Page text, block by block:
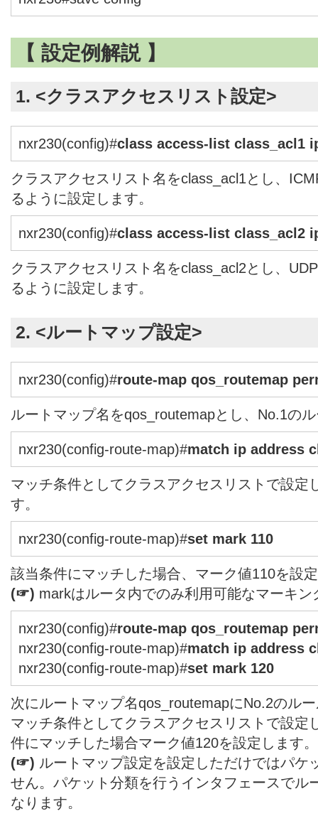
【 設定例解説 】
1. <クラスアクセスリスト設定>
nxr230(config)#class access-list class_acl1
クラスアクセスリスト名をclass_acl1とし、
るように設定します。
nxr230(config)#class access-list class_acl2
クラスアクセスリスト名をclass_acl2とし、
るように設定します。
2. <ルートマップ設定>
nxr230(config)#route-map qos_routemap
ルートマップ名をqos_routemapとし、No.1の
nxr230(config-route-map)#match ip address
マッチ条件としてクラスアクセスリストで設定
す。
nxr230(config-route-map)#set mark 110
該当条件にマッチした場合、マーク値110を設
(☞) markはルータ内でのみ利用可能なマーキン
nxr230(config)#route-map qos_routemap
nxr230(config-route-map)#match ip address
nxr230(config-route-map)#set mark 120
次にルートマップ名qos_routemapにNo.2のル
マッチ条件としてクラスアクセスリストで設定
件にマッチした場合マーク値120を設定します。
(☞) ルートマップ設定を設定しただけではパケ
せん。パケット分類を行うインタフェースでル
なります。